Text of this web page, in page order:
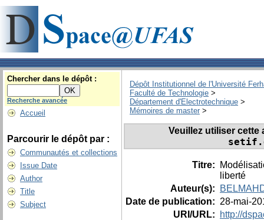
Chercher dans le dépôt :
Recherche avancée
Accueil
Parcourir le dépôt par :
Communautés et collections
Issue Date
Author
Title
Subject
Dépôt Institutionnel de l'Université
Faculté de Technologie >
Département d'Electrotechnique >
Mémoires de master >
Veuillez utiliser
Titre:
liberté
Auteur(s):
Date de publication: 28-mai-
URI/URL:
http://